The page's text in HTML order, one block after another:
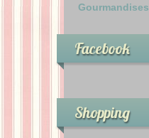
Gourmandises
Facebook
Shopping